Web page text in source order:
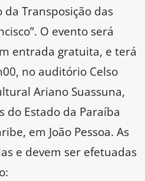
Transposição das
O evento será
entrada gratuita, e terá
no auditório Celso
Ariano Suassuna,
do Estado da Paraíba
em João Pessoa. As
e devem ser efetuadas